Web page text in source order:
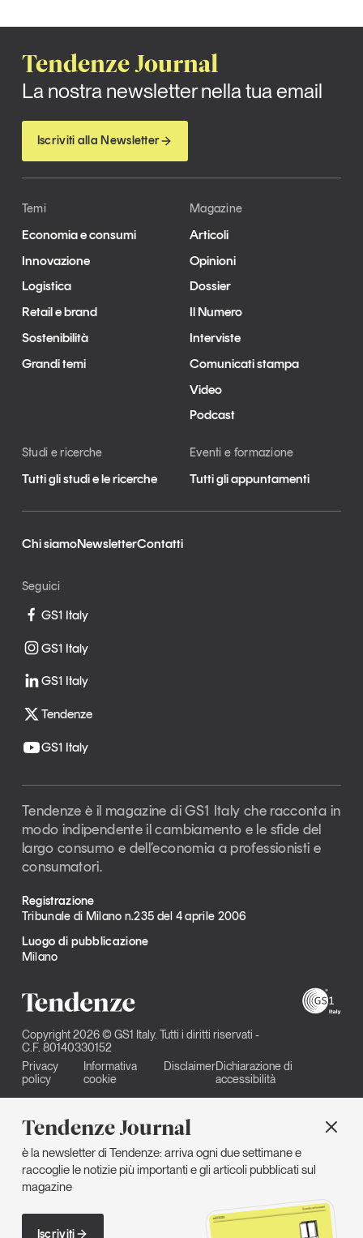
Tendenze Journal
è la newsletter di Tendenze: arriva ogni due settimane e
raccoglie le notizie più importanti e gli articoli pubblicati sul
magazine
Iscriviti
Tendenze Journal
La nostra newsletter nella tua email
Iscriviti alla Newsletter
Temi
Economia e consumi
Innovazione
Logistica
Retail e brand
Sostenibilità
Grandi temi
Magazine
Articoli
Opinioni
Dossier
Il Numero
Interviste
Comunicati stampa
Video
Podcast
Studi e ricerche
Tutti gli studi e le ricerche
Eventi e formazione
Tutti gli appuntamenti
Chi siamoNewsletterContatti
Seguici
GS1 Italy
GS1 Italy
GS1 Italy
Tendenze
GS1 Italy
Tendenze è il magazine di GS1 Italy che racconta in
modo indipendente il cambiamento e le sfide del
largo consumo e dell’economia a professionisti e
consumatori.
Registrazione
Tribunale di Milano n.235 del 4 aprile 2006
Luogo di pubblicazione
Milano
Copyright 2026 © GS1 Italy. Tutti i diritti riservati -
C.F. 80140330152
Privacy
policy
Informativa
cookie
DisclaimerDichiarazione di
accessibilità